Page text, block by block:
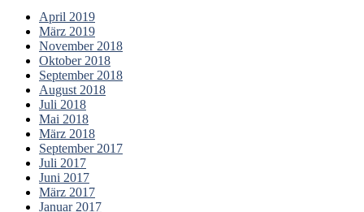
April 2019
März 2019
November 2018
Oktober 2018
September 2018
August 2018
Juli 2018
Mai 2018
März 2018
September 2017
Juli 2017
Juni 2017
März 2017
Januar 2017